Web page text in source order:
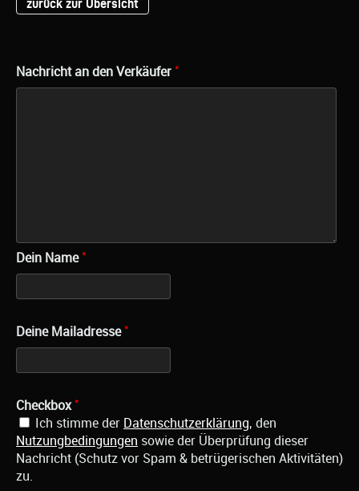
zurück zur Übersicht
Nachricht an den Verkäufer *
Dein Name *
Deine Mailadresse *
Checkbox *
Ich stimme der Datenschutzerklärung, den
Nutzungbedingungen sowie der Überprüfung dieser
Nachricht (Schutz vor Spam & betrügerischen Aktivitäten)
zu.